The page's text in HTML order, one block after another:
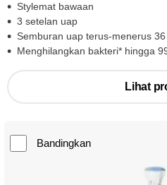
Stylemat bawaan
3 setelan uap
Semburan uap terus-menerus
Menghilangkan bakteri* hingga
Lihat
Bandingkan